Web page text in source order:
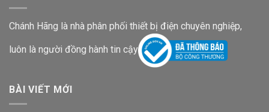
Chánh Hãng là nhà phân phối thiết bị điện chuyên nghiệp,
luôn là người đồng hành tin cậy
BÀI VIẾT MỚI